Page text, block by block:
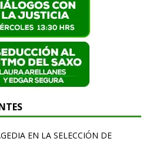
EN LA SELECCIÓN DE